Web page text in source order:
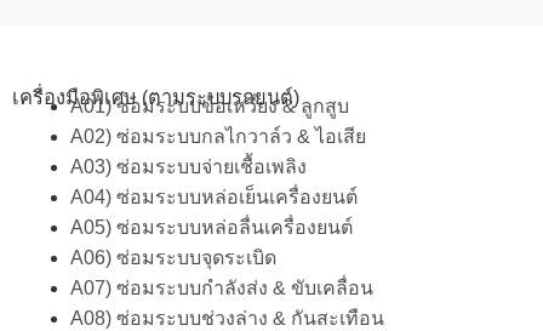
เครื่องมือพิเศษ (ตามระบบรถยนต์)
A01) ซ่อมระบบข้อเหวี่ยง & ลูกสูบ
A02) ซ่อมระบบกลไกวาล์ว & ไอเสีย
A03) ซ่อมระบบจ่ายเชื้อเพลิง
A04) ซ่อมระบบหล่อเย็นเครื่องยนต์
A05) ซ่อมระบบหล่อลื่นเครื่องยนต์
A06) ซ่อมระบบจุดระเบิด
A07) ซ่อมระบบกำลังส่ง & ขับเคลื่อน
A08) ซ่อมระบบช่วงล่าง & กันสะเทือน